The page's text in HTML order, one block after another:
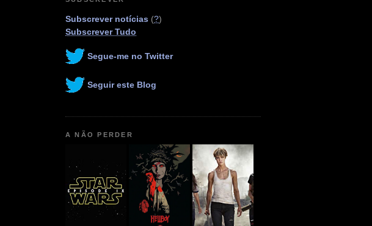
Subscrever notícias (?)
Subscrever Tudo
Segue-me no Twitter
Seguir este Blog
A NÃO PERDER